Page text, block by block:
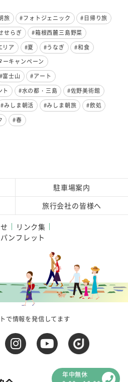
旅 #フォトジェニック
#日帰り旅
せらぎ
#箱根西麓三島野菜
リア #夏 #うなぎ
#和食
キャンペーン
#富士山
#アート
ト #水の都・三島
#佐野美術館
#みしま朝活 #みしま朝旅
#飲処
#春
駐車場案内
旅行会社の皆様へ
リンク集
パンフレット
で情報を発信してます
年中無休